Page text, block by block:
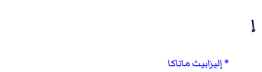
إ
إليزابيث ماتاكا